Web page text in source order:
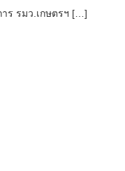
าร รมว.เกษตรฯ […]